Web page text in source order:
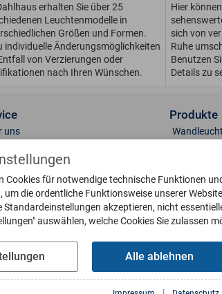
erhalten Sie über 25
Leuchtenmodelle in
Größen und For­men.
individuelle Än­de­rungs­möglichkeiten
von Ver­zie­run­gen oder
nach Ihren Wünschen.
Hier
sich von
Ruhe
Benutzen
Details zu
uns
& Oberflächen
bestellen
Interaktiv
Produkte
Briefkästen
Cookies für notwendige technische Funktionen
um die ordentliche Funktionsweise unserer
Standardeinstellungen akzeptieren, nicht
auswählen, welche Cookies Sie zulassen
Alle ablehnen